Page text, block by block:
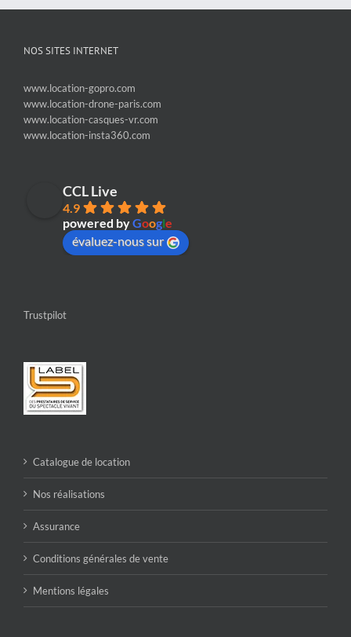
NOS SITES INTERNET
www.location-gopro.com
www.location-drone-paris.com
www.location-casques-vr.com
www.location-insta360.com
CCL Live
4.9
powered byGoogle
évaluez-nous sur
Trustpilot
Catalogue de location
Nos réalisations
Assurance
Conditions générales de vente
Mentions légales